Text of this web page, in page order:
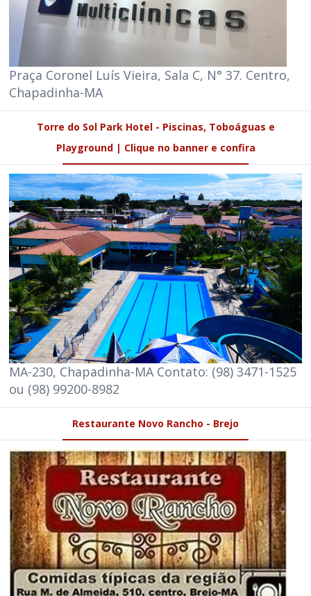
Praça Coronel Luís Vieira, Sala C, N° 37. Centro,
Chapadinha-MA
Torre do Sol Park Hotel - Piscinas, Toboáguas e
Playground | Clique no banner e confira
MA-230, Chapadinha-MA Contato: (98) 3471-1525
ou (98) 99200-8982
Restaurante Novo Rancho - Brejo